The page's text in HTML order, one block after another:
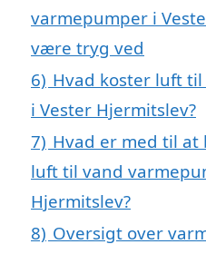
varmepumper i
være tryg ved
6) Hvad koster luft
i Vester Hjermitslev?
7) Hvad er med til at
luft til vand
Hjermitslev?
8) Oversigt over